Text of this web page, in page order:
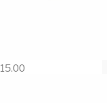
15.00